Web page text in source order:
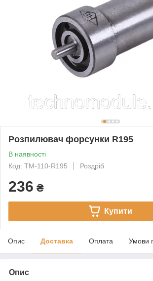
Розпилювач форсунки R195
В наявності
Код: TM-110-R195
Роздріб
236 ₴
Купити
Опис Доставка Оплата Умови
Опис